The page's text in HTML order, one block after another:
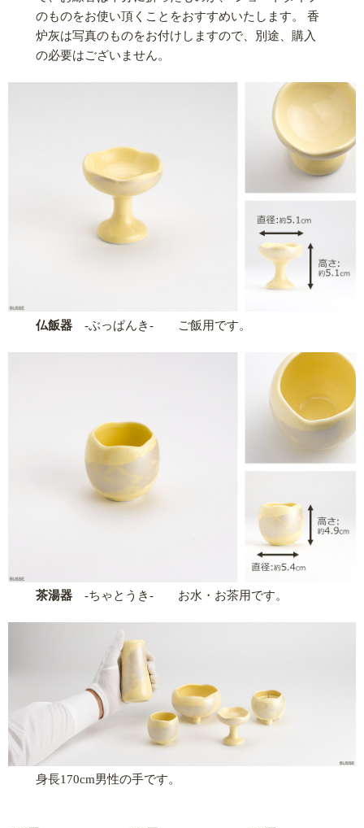
のものをお使い頂くことをおすすめいたします。 香
炉灰は写真のものをお付けしますので、別途、購入
の必要はございません。
仏飯器 -ぶっぱんき- ご飯用です。
茶湯器 -ちゃとうき- お水・お茶用です。
身長170cm男性の手です。